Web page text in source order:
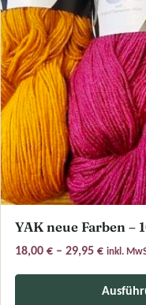
YAK neue Farben –
18,00 € – 29,95 € inkl.